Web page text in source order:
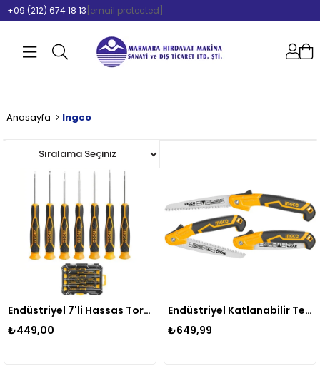
+09 (212) 674 18 13 [email protected]
Anasayfa Ingco
Endüstriyel 7'li Hassas Tornavida Seti
₺449,00
Endüstriyel Katlanabilir Testere
₺649,99